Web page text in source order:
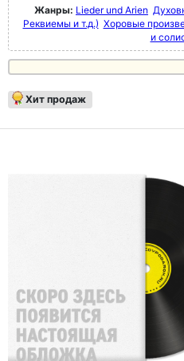
Жанры: Lieder und Arien
Реквиемы и т.д.) Хоровые
и
Хит продаж